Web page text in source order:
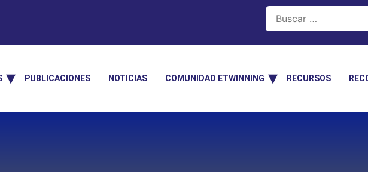
PUBLICACIONES NOTICIAS COMUNIDAD ETWINNING RECURSOS